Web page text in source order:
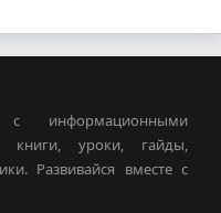
с информационными
книги, уроки, гайды,
Развивайся вместе с